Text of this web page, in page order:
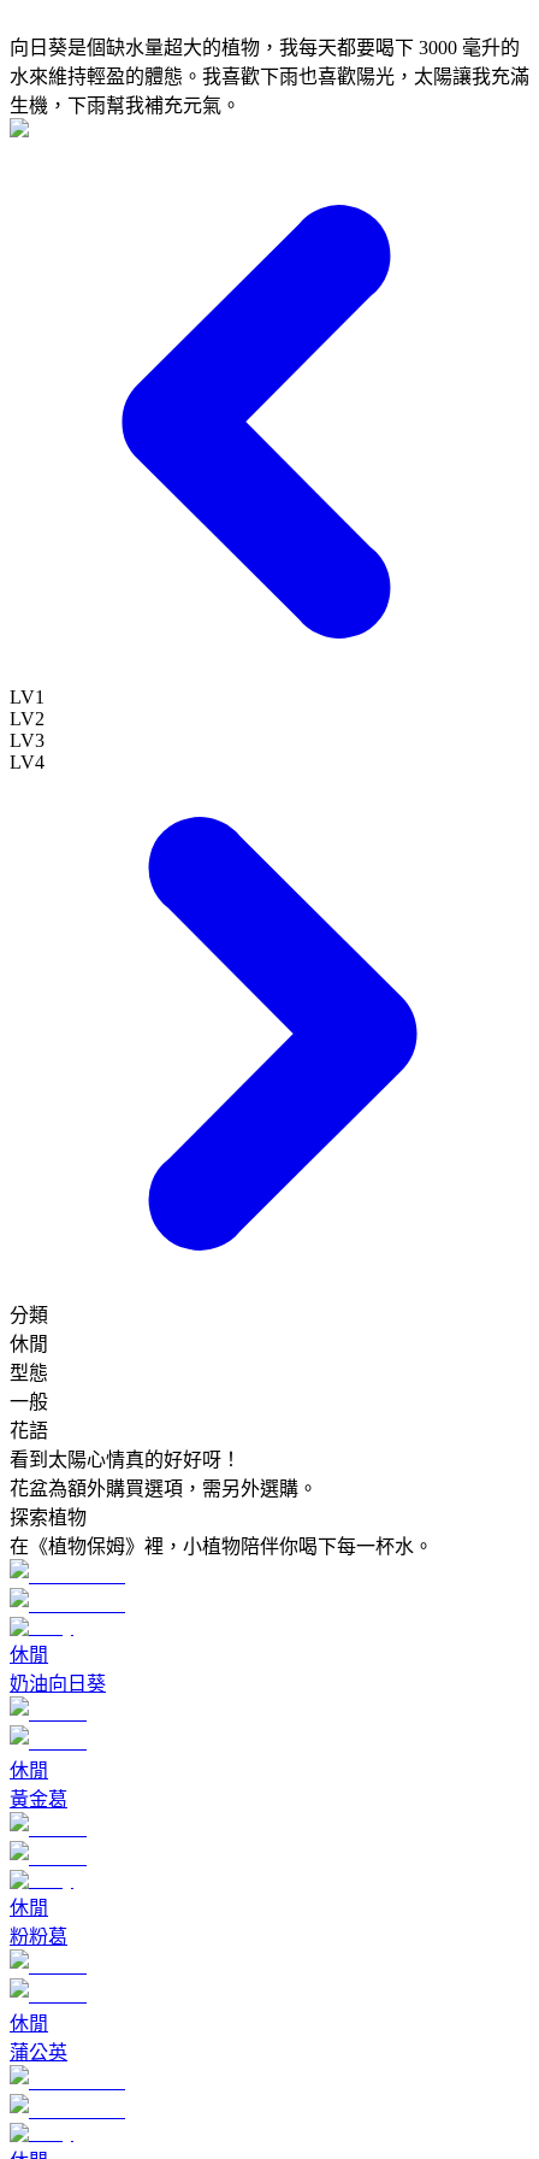
向日葵是個缺水量超大的植物，我每天都要喝下 3000 毫升的
水來維持輕盈的體態。我喜歡下雨也喜歡陽光，太陽讓我充滿
生機，下雨幫我補充元氣。
LV1
LV2
LV3
LV4
分類
休閒
型態
一般
花語
看到太陽心情真的好好呀！
花盆為額外購買選項，需另外選購。
探索植物
在《植物保姆》裡，小植物陪伴你喝下每一杯水。
休閒
奶油向日葵
休閒
黃金葛
休閒
粉粉葛
休閒
蒲公英